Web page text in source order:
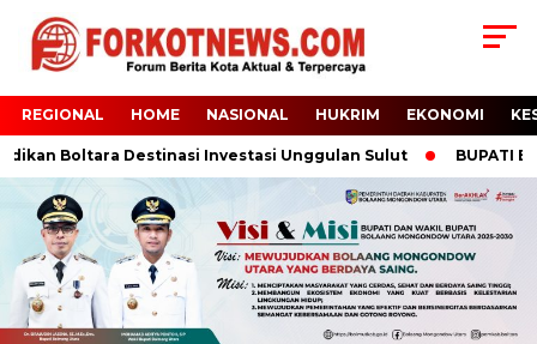
REGIONAL HOME NASIONAL HUKRIM EKONOMI
Boltara Destinasi Investasi Unggulan Sulut BUPATI